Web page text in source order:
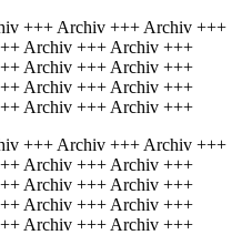
+++ Archiv +++ Archiv +++
Archiv +++ Archiv +++
Archiv +++ Archiv +++
Archiv +++ Archiv +++
Archiv +++ Archiv +++
+++ Archiv +++ Archiv +++
Archiv +++ Archiv +++
Archiv +++ Archiv +++
Archiv +++ Archiv +++
Archiv +++ Archiv +++